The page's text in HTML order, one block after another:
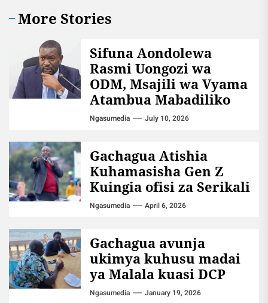
More Stories
Sifuna Aondolewa
Rasmi Uongozi wa
ODM, Msajili wa Vyama
Atambua Mabadiliko
Ngasumedia July 10, 2026
Gachagua Atishia
Kuhamasisha Gen Z
Kuingia ofisi za Serikali
Ngasumedia April 6, 2026
Gachagua avunja
ukimya kuhusu madai
ya Malala kuasi DCP
Ngasumedia January 19, 2026